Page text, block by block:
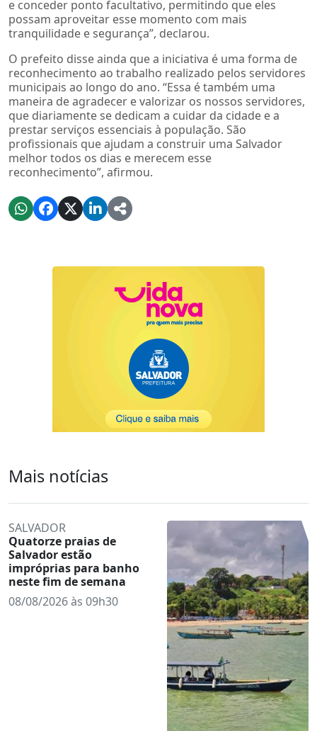
e conceder ponto facultativo, permitindo que eles
possam aproveitar esse momento com mais
tranquilidade e segurança”, declarou.
O prefeito disse ainda que a iniciativa é uma forma de
reconhecimento ao trabalho realizado pelos servidores
municipais ao longo do ano. “Essa é também uma
maneira de agradecer e valorizar os nossos servidores,
que diariamente se dedicam a cuidar da cidade e a
prestar serviços essenciais à população. São
profissionais que ajudam a construir uma Salvador
melhor todos os dias e merecem esse
reconhecimento”, afirmou.
Mais notícias
SALVADOR
Quatorze praias de
Salvador estão
impróprias para banho
neste fim de semana
08/08/2026 às 09h30